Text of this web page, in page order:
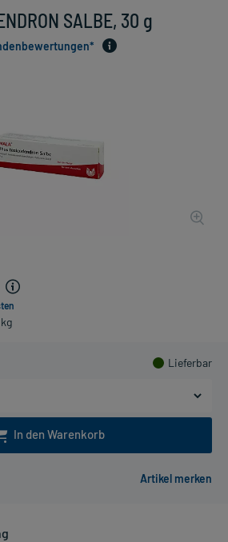
SALBE, 30 g
Lieferbar
In den Warenkorb